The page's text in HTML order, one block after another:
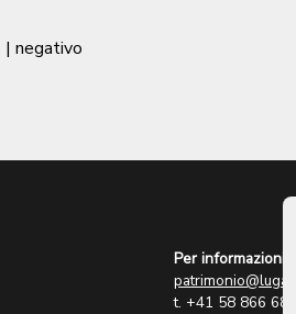
| negativo
Per informazioni:
t. +41 58 866 68